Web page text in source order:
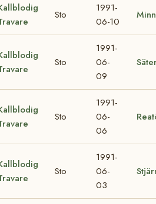
Sto
1991-
06-10
Sto
1991-
06-
09
Sto
1991-
06-
06
Sto
1991-
06-
03